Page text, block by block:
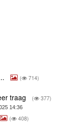
( 714)
traag ( 377)
14:36
( 408)